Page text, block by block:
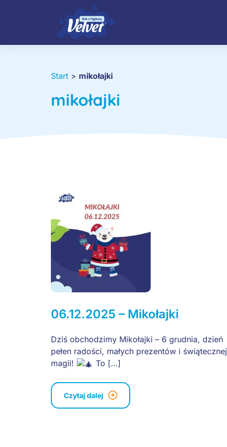
Start > mikołajki
mikołajki
06.12.2025 – Mikołajki
Dziś obchodzimy Mikołajki – 6 grudnia, dzień
pełen radości, małych prezentów i świątecznej
magii!
To […]
Czytaj dalej